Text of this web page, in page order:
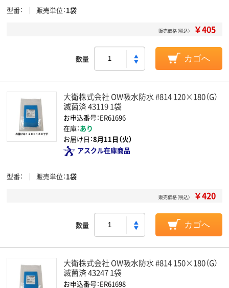
型番 販売単位 1袋
販売価格（税込） ￥405
数量 カゴへ
大衛株式会社 OW吸水防水 #814 120×180（G）
滅菌済 43119 1袋
お申込番号：ER61696
在庫：あり
お届け日：8月11日（火）
アスクル在庫商品
型番 販売単位 1袋
販売価格（税込） ￥420
数量 カゴへ
大衛株式会社 OW吸水防水 #814 150×180（G）
滅菌済 43247 1袋
お申込番号：ER61698